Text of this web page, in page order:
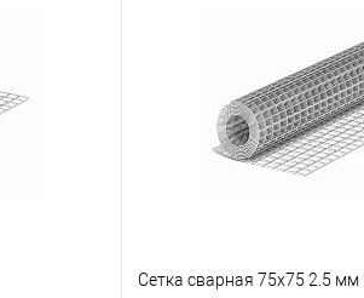
Сетка сварная 75х75 2.5 мм